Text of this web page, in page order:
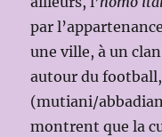
par
une ville, à un
autour du
(mutiani/
montrent que la